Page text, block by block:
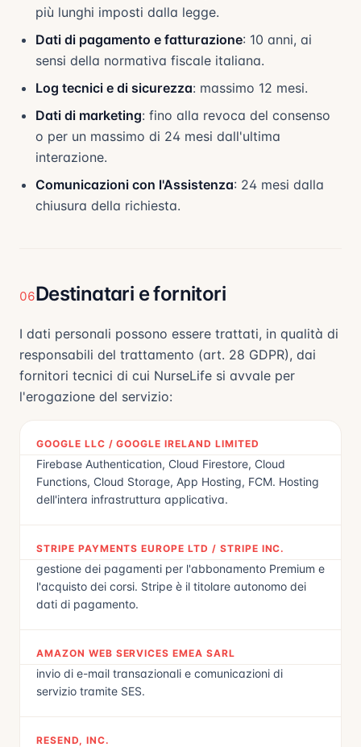
più lunghi imposti dalla legge.
Dati di pagamento e fatturazione: 10 anni, ai
sensi della normativa fiscale italiana.
Log tecnici e di sicurezza: massimo 12 mesi.
Dati di marketing: fino alla revoca del consenso
o per un massimo di 24 mesi dall'ultima
interazione.
Comunicazioni con l'Assistenza: 24 mesi dalla
chiusura della richiesta.
06Destinatari e fornitori
I dati personali possono essere trattati, in qualità di
responsabili del trattamento (art. 28 GDPR), dai
fornitori tecnici di cui NurseLife si avvale per
l'erogazione del servizio:
GOOGLE LLC / GOOGLE IRELAND LIMITED
Firebase Authentication, Cloud Firestore, Cloud
Functions, Cloud Storage, App Hosting, FCM. Hosting
dell'intera infrastruttura applicativa.
STRIPE PAYMENTS EUROPE LTD / STRIPE INC.
gestione dei pagamenti per l'abbonamento Premium e
l'acquisto dei corsi. Stripe è il titolare autonomo dei
dati di pagamento.
AMAZON WEB SERVICES EMEA SARL
invio di e-mail transazionali e comunicazioni di
servizio tramite SES.
RESEND, INC.